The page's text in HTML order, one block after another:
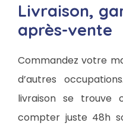
Livraison,
après-vente
Commandez votre
d’autres
livraison se trouve
compter juste 48h